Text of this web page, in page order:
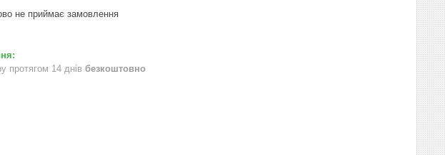
не приймає замовлення
протягом 14 днів безкоштовно